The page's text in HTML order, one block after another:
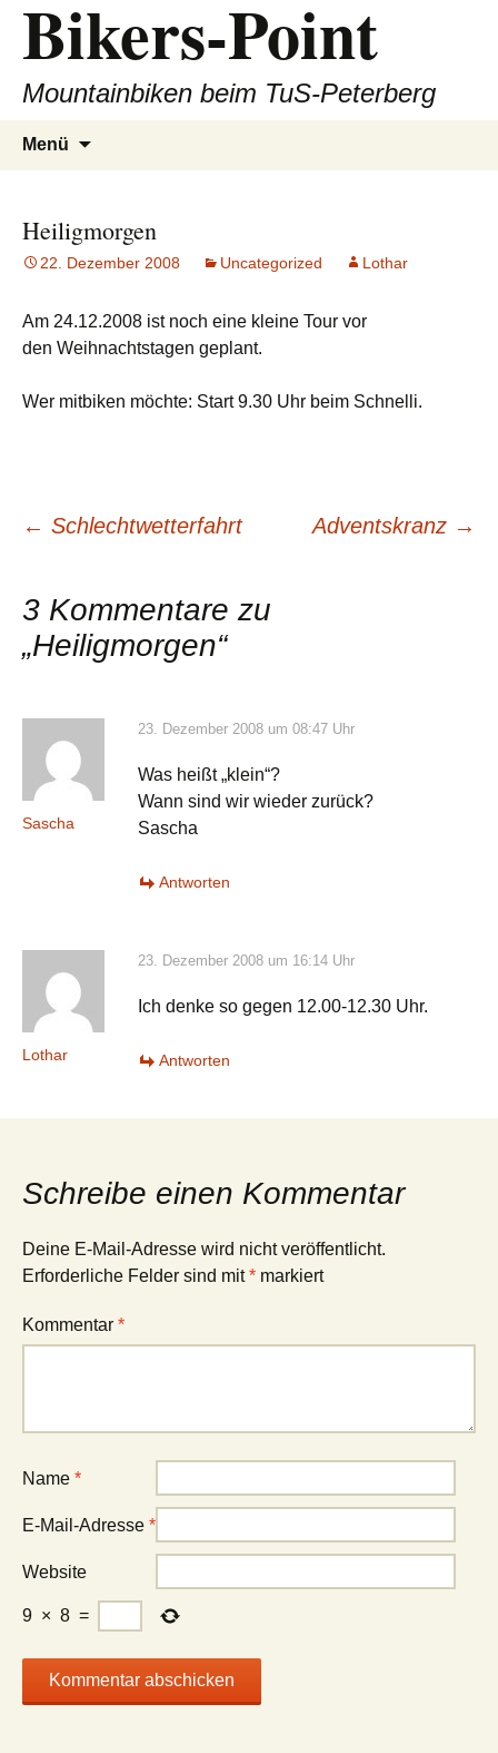
Zum
Inhalt
springen
Bikers-Point
Mountainbiken beim TuS-Peterberg
Menü
Heiligmorgen
22. Dezember 2008 Uncategorized Lothar
Am 24.12.2008 ist noch eine kleine Tour vor
den Weihnachtstagen geplant.
Wer mitbiken möchte: Start 9.30 Uhr beim Schnelli.
Beitragsnavigation
← Schlechtwetterfahrt Adventskranz →
3 Kommentare zu
„Heiligmorgen“
Sascha
23. Dezember 2008 um 08:47 Uhr
Was heißt „klein“?
Wann sind wir wieder zurück?
Sascha
Antworten
Lothar
23. Dezember 2008 um 16:14 Uhr
Ich denke so gegen 12.00-12.30 Uhr.
Antworten
Schreibe einen Kommentar
Deine E-Mail-Adresse wird nicht veröffentlicht.
Erforderliche Felder sind mit* markiert
Kommentar *
Name *
E-Mail-Adresse *
Website
9 × 8 =